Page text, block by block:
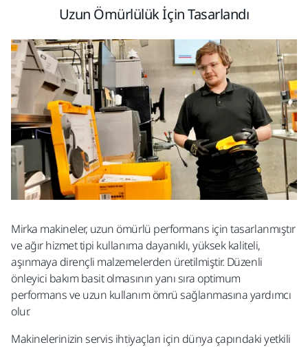
Uzun Ömürlülük İçin Tasarlandı
Mirka makineler, uzun ömürlü performans için tasarlanmıştır
ve ağır hizmet tipi kullanıma dayanıklı, yüksek kaliteli,
aşınmaya dirençli malzemelerden üretilmiştir. Düzenli
önleyici bakım basit olmasının yanı sıra optimum
performans ve uzun kullanım ömrü sağlanmasına yardımcı
olur.
Makinelerinizin servis ihtiyaçları için dünya çapındaki yetkili